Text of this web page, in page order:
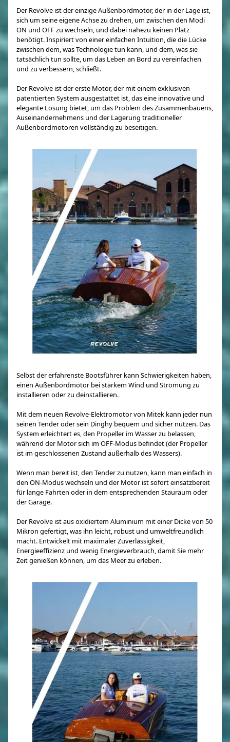
Der Revolve ist der einzige Außenbordmotor, der in der Lage ist,
sich um seine eigene Achse zu drehen, um zwischen den Modi
ON und OFF zu wechseln, und dabei nahezu keinen Platz
benötigt. Inspiriert von einer einfachen Intuition, die die Lücke
zwischen dem, was Technologie tun kann, und dem, was sie
tatsächlich tun sollte, um das Leben an Bord zu vereinfachen
und zu verbessern, schließt.
Der Revolve ist der erste Motor, der mit einem exklusiven
patentierten System ausgestattet ist, das eine innovative und
elegante Lösung bietet, um das Problem des Zusammenbauens,
Auseinandernehmens und der Lagerung traditioneller
Außenbordmotoren vollständig zu beseitigen.
Selbst der erfahrenste Bootsführer kann Schwierigkeiten haben,
einen Außenbordmotor bei starkem Wind und Strömung zu
installieren oder zu deinstallieren.
Mit dem neuen Revolve-Elektromotor von Mitek kann jeder nun
seinen Tender oder sein Dinghy bequem und sicher nutzen. Das
System erleichtert es, den Propeller im Wasser zu belassen,
während der Motor sich im OFF-Modus befindet (der Propeller
ist im geschlossenen Zustand außerhalb des Wassers).
Wenn man bereit ist, den Tender zu nutzen, kann man einfach in
den ON-Modus wechseln und der Motor ist sofort einsatzbereit
für lange Fahrten oder in dem entsprechenden Stauraum oder
der Garage.
Der Revolve ist aus oxidiertem Aluminium mit einer Dicke von 50
Mikron gefertigt, was ihn leicht, robust und umweltfreundlich
macht. Entwickelt mit maximaler Zuverlässigkeit,
Energieeffizienz und wenig Energieverbrauch, damit Sie mehr
Zeit genießen können, um das Meer zu erleben.